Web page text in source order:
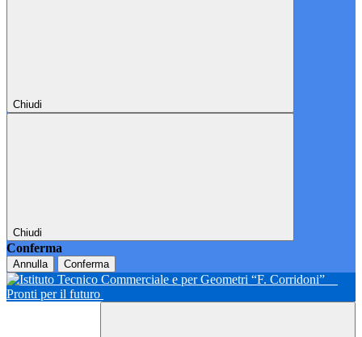
Chiudi
Chiudi
Conferma
Annulla Conferma
Pronti per il futuro